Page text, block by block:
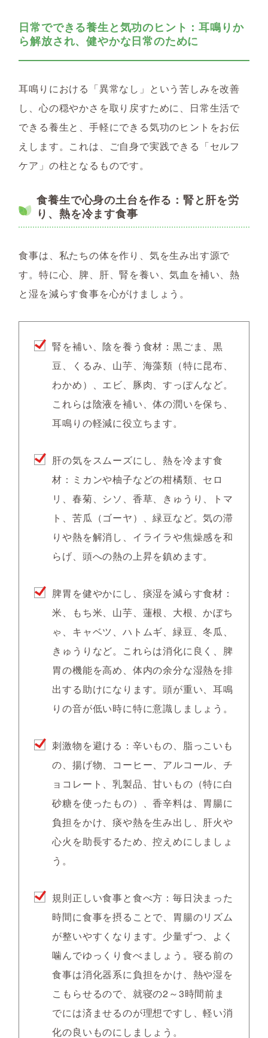
日常でできる養生と気功のヒント：耳鳴りか
ら解放され、健やかな日常のために
耳鳴りにおける「異常なし」という苦しみを改善
し、心の穏やかさを取り戻すために、日常生活で
できる養生と、手軽にできる気功のヒントをお伝
えします。これは、ご自身で実践できる「セルフ
ケア」の柱となるものです。
食養生で心身の土台を作る：腎と肝を労
り、熱を冷ます食事
食事は、私たちの体を作り、気を生み出す源で
す。特に心、脾、肝、腎を養い、気血を補い、熱
と湿を減らす食事を心がけましょう。
腎を補い、陰を養う食材 ： 黒ごま 、黒
豆、くるみ、山芋、海藻類（特に昆布、
わかめ）、エビ、豚肉、すっぽんなど。
これらは陰液を補い、体の潤いを保ち、
耳鳴りの軽減に役立ちます。
肝の気をスムーズにし、熱を冷ます食
材 ：ミカンや柚子などの柑橘類、セロ
リ、春菊、シソ、香草、きゅうり、トマ
ト、苦瓜（ゴーヤ）、緑豆など。気の滞
りや熱を解消し、イライラや焦燥感を和
らげ、頭への熱の上昇を鎮めます。
脾胃を健やかにし、痰湿を減らす食材 ：
米、もち米、山芋、蓮根、大根、かぼち
ゃ、キャベツ、ハトムギ、緑豆、冬瓜、
きゅうりなど。これらは消化に良く、脾
胃の機能を高め、体内の余分な湿熱を排
出する助けになります。頭が重い、耳鳴
りの音が低い時に特に意識しましょう。
刺激物を避ける ：辛いもの、脂っこいも
の、揚げ物、コーヒー、アルコール、チ
ョコレート、乳製品、甘いもの（特に白
砂糖を使ったもの）、香辛料は、胃腸に
負担をかけ、痰や熱を生み出し、肝火や
心火を助長するため、控えめにしましょ
う。
規則正しい食事と食べ方 ：毎日決まった
時間に食事を摂ることで、胃腸のリズム
が整いやすくなります。少量ずつ、よく
噛んでゆっくり食べましょう。寝る前の
食事は消化器系に負担をかけ、熱や湿を
こもらせるので、就寝の2～3時間前ま
でには済ませるのが理想ですし、軽い消
化の良いものにしましょう。